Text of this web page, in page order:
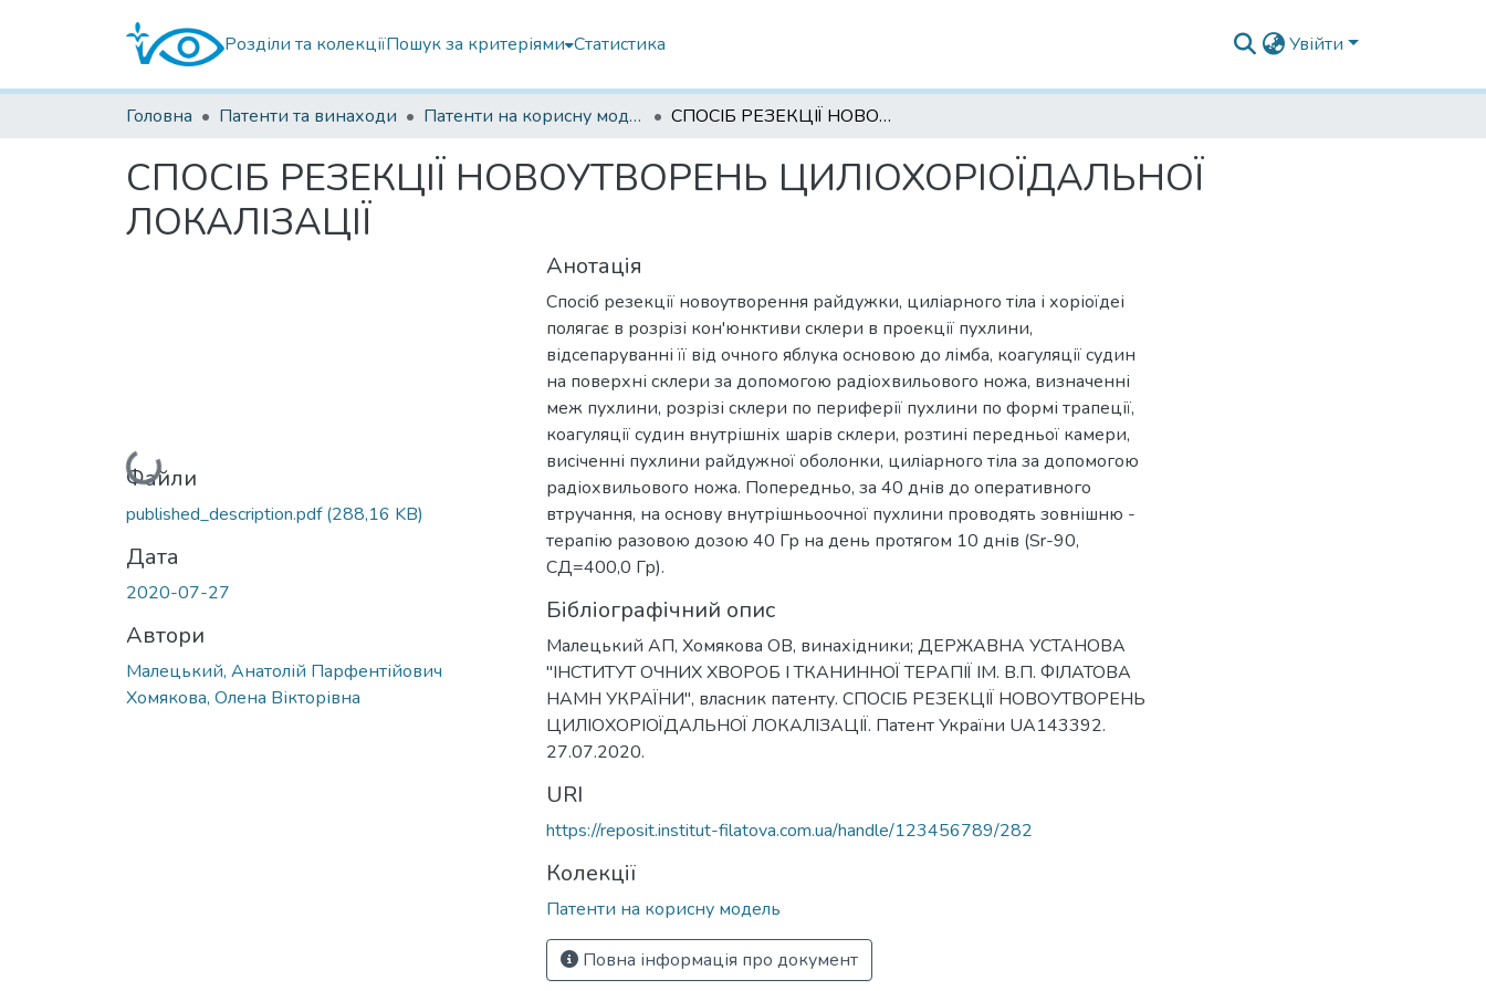
Розділи та колекціїПошук за критеріями Статистика Увійти
Головна Патенти та винаходи Патенти на корисну модель СПОСІБ РЕЗЕКЦІЇ НОВОУТВОРЕНЬ ЦИЛІОХОРІОЇДАЛЬНОЇ ЛОКАЛІЗАЦІЇ
СПОСІБ РЕЗЕКЦІЇ НОВОУТВОРЕНЬ ЦИЛІОХОРІОЇДАЛЬНОЇ
ЛОКАЛІЗАЦІЇ
Вантажиться...
Файли
published_description.pdf(288,16 KB)
Дата
2020-07-27
Автори
Малецький, Анатолій Парфентійович
Хомякова, Олена Вікторівна
Анотація
Спосіб резекції новоутворення райдужки, циліарного тіла і хоріоїдеі
полягає в розрізі кон'юнктиви склери в проекції пухлини,
відсепаруванні її від очного яблука основою до лімба, коагуляції судин
на поверхні склери за допомогою радіохвильового ножа, визначенні
меж пухлини, розрізі склери по периферії пухлини по формі трапеції,
коагуляції судин внутрішніх шарів склери, розтині передньої камери,
висіченні пухлини райдужної оболонки, циліарного тіла за допомогою
радіохвильового ножа. Попередньо, за 40 днів до оперативного
втручання, на основу внутрішньоочної пухлини проводять зовнішню -
терапію разовою дозою 40 Гр на день протягом 10 днів (Sr-90,
СД=400,0 Гр).
Бібліографічний опис
Малецький АП, Хомякова ОВ, винахідники; ДЕРЖАВНА УСТАНОВА
"ІНСТИТУТ ОЧНИХ ХВОРОБ І ТКАНИННОЇ ТЕРАПІЇ ІМ. В.П. ФІЛАТОВА
НАМН УКРАЇНИ", власник патенту. СПОСІБ РЕЗЕКЦІЇ НОВОУТВОРЕНЬ
ЦИЛІОХОРІОЇДАЛЬНОЇ ЛОКАЛІЗАЦІЇ. Патент України UA143392.
27.07.2020.
URI
https://reposit.institut-filatova.com.ua/handle/123456789/282
Колекції
Патенти на корисну модель
Повна інформація про документ